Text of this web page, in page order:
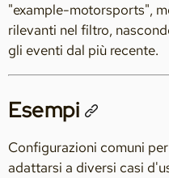
"example-motorsports",
rilevanti nel filtro,
gli eventi dal più recente.
Esempi
Configurazioni comuni
adattarsi a diversi casi